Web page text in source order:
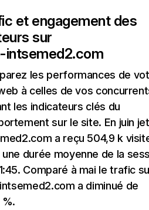
et engagement des
sur
intsemed2.com
les performances de
à celles de vos
les indicateurs clés du
sur le site. En juin
a reçu 504,9 k
une durée moyenne de la
Comparé à mai le trafic
a diminué de
%.